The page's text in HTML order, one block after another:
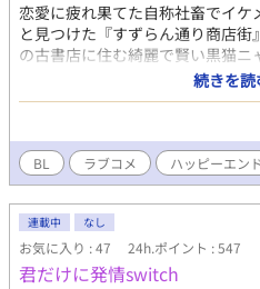
恋愛に疲れ果てた自称社畜でイ
と見つけた『すずらん通り商店
の古書店に住む綺麗で賢い黒猫
形の店主、犬山悠介。 恋に臆病
飼柊一郎、そして二人の恋を見
せる店主等、特殊設定あり 小説
→https://www.alphapolis.co.jp/
続きを読
BL ラブコメ ハッピーエン
連載中 なし
お気に入り : 47 24h.ポイント : 547
君だけに発情switch